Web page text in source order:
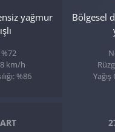
yağmur
km/h
%86
Bölgesel
Yağış